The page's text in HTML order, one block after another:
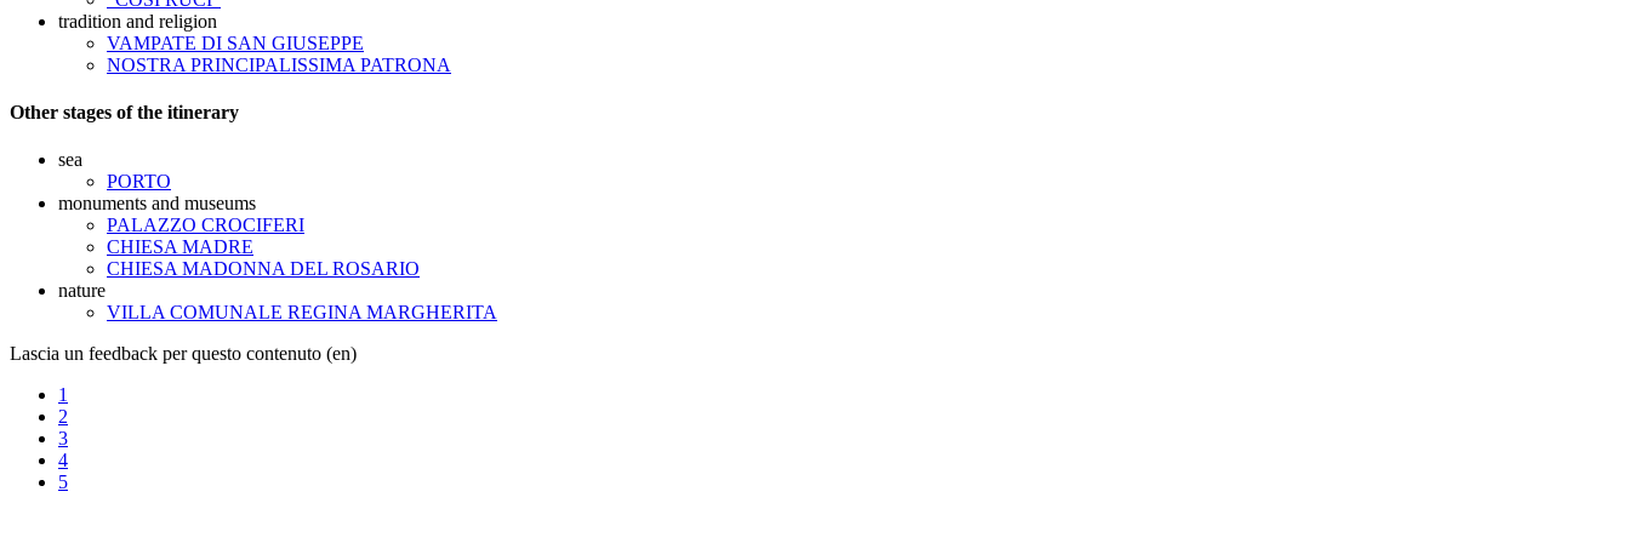
tradition and religion
VAMPATE DI SAN GIUSEPPE
NOSTRA PRINCIPALISSIMA PATRONA
Other stages of the itinerary
sea
PORTO
monuments and museums
PALAZZO CROCIFERI
CHIESA MADRE
CHIESA MADONNA DEL ROSARIO
nature
VILLA COMUNALE REGINA MARGHERITA
Lascia un feedback per questo contenuto (en)
1
2
3
4
5